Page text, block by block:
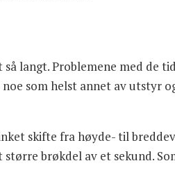
langt. Problemene med de
som helst annet av utstyr
skifte fra høyde- til
brøkdel av et sekund.